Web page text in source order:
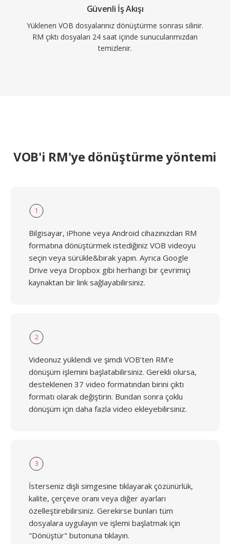
Güvenli İş Akışı
Yüklenen VOB dosyalarınız dönüştürme sonrası silinir.
RM çıktı dosyaları 24 saat içinde sunucularımızdan
temizlenir.
VOB'i RM'ye dönüştürme yöntemi
1
Bilgisayar, iPhone veya Android cihazınızdan RM
formatına dönüştürmek istediğiniz VOB videoyu
seçin veya sürükle&bırak yapın. Ayrıca Google
Drive veya Dropbox gibi herhangi bir çevrimiçi
kaynaktan bir link sağlayabilirsiniz.
2
Videonuz yüklendi ve şimdi VOB'ten RM'e
dönüşüm işlemini başlatabilirsiniz. Gerekli olursa,
desteklenen 37 video formatından birini çıktı
formatı olarak değiştirin. Bundan sonra çoklu
dönüşüm için daha fazla video ekleyebilirsiniz.
3
İsterseniz dişli simgesine tıklayarak çözünürlük,
kalite, çerçeve oranı veya diğer ayarları
özelleştirebilirsiniz. Gerekirse bunları tüm
dosyalara uygulayın ve işlemi başlatmak için
"Dönüştür" butonuna tıklayın.